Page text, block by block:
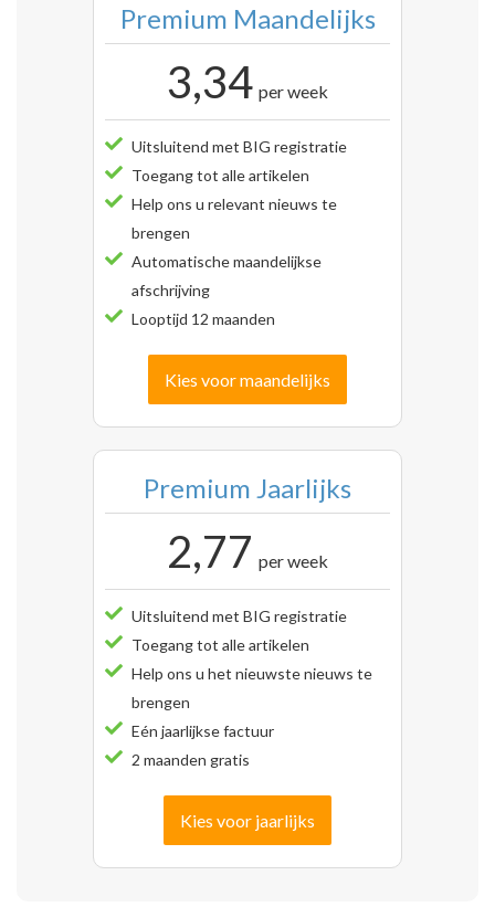
Premium Maandelijks
3,34 per week
Uitsluitend met BIG registratie
Toegang tot alle artikelen
Help ons u relevant nieuws te
brengen
Automatische maandelijkse
afschrijving
Looptijd 12 maanden
Kies voor maandelijks
Premium Jaarlijks
2,77 per week
Uitsluitend met BIG registratie
Toegang tot alle artikelen
Help ons u het nieuwste nieuws te
brengen
Eén jaarlijkse factuur
2 maanden gratis
Kies voor jaarlijks